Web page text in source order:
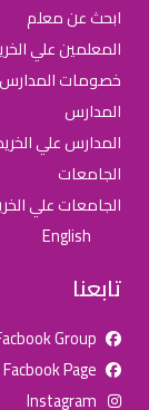
ابحث عن معلم
المعلمين علي
خصومات المدارس
المدارس
المدارس علي
الجامعات
الجامعات علي
English
تابعنا
Group
Facbook Page
Instagram
للإعلان